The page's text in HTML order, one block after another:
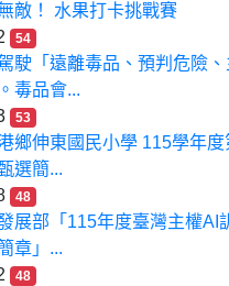
敵！ 水果打卡挑戰賽
54
駛「遠離毒品、預判危險、
毒品會...
53
鄉伸東國民小學 115學年
選簡...
48
展部「115年度臺灣主權AI
章」...
48